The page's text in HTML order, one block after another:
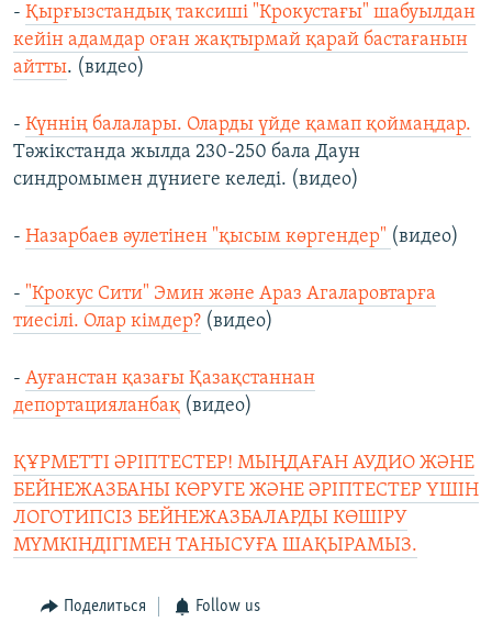
- Қырғызстандық таксиші "Крокустағы" шабуылдан
кейін адамдар оған жақтырмай қарай бастағанын
айтты. (видео)
- Күннің балалары. Оларды үйде қамап қоймаңдар.
Тәжікстанда жылда 230-250 бала Даун
синдромымен дүниеге келеді. (видео)
- Назарбаев әулетінен "қысым көргендер" (видео)
- "Крокус Сити" Эмин және Араз Агаларовтарға
тиесілі. Олар кімдер? (видео)
- Ауғанстан қазағы Қазақстаннан
депортацияланбақ (видео)
ҚҰРМЕТТІ ӘРІПТЕСТЕР! МЫҢДАҒАН АУДИО ЖӘНЕ
БЕЙНЕЖАЗБАНЫ КӨРУГЕ ЖӘНЕ ӘРІПТЕСТЕР ҮШІН
ЛОГОТИПСІЗ БЕЙНЕЖАЗБАЛАРДЫ КӨШІРУ
МҮМКІНДІГІМЕН ТАНЫСУҒА ШАҚЫРАМЫЗ.
Поделиться Follow us